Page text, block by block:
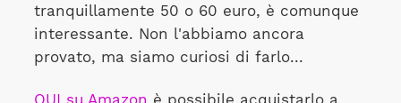
tranquillamente 50 o 60 euro, è comunque
interessante. Non l'abbiamo ancora
provato, ma siamo curiosi di farlo...